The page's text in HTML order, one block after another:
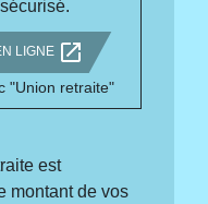
LIGNE open_in_new
"Union retraite"
est
montant de vos